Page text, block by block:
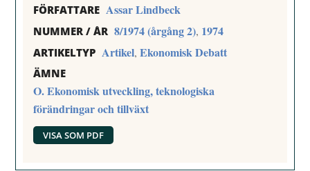
FÖRFATTARE Assar Lindbeck
NUMMER / ÅR 8/1974 (årgång 2), 1974
ARTIKELTYP Artikel,Ekonomisk Debatt
ÄMNE
O. Ekonomisk utveckling, teknologiska
förändringar och tillväxt
VISA SOM PDF